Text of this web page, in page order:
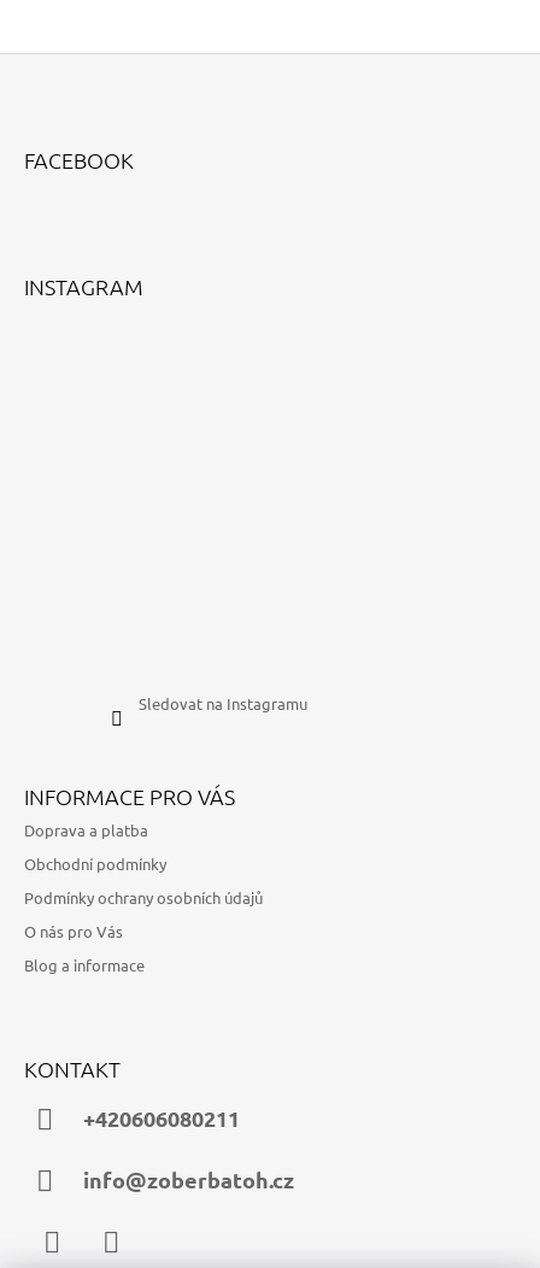
FACEBOOK
INSTAGRAM
Sledovat na Instagramu
INFORMACE PRO VÁS
Doprava a platba
Obchodní podmínky
Podmínky ochrany osobních údajů
O nás pro Vás
Blog a informace
KONTAKT
+420606080211
info@zoberbatoh.cz